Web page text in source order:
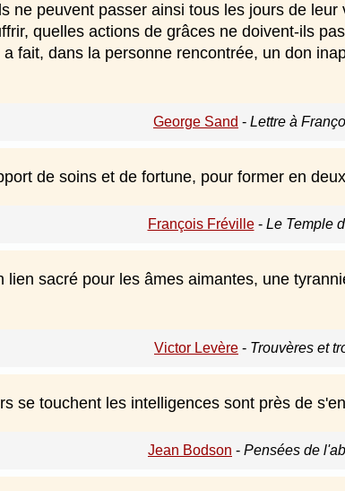
ne peuvent passer ainsi tous les jours de
quelles actions de grâces ne doivent-ils
fait, dans la personne rencontrée, un don
George Sand - Lettre à
de soins et de fortune, pour former en
François Fréville- Le Temple
lien sacré pour les âmes aimantes, une
Victor Levère - Trouvères et
se touchent les intelligences sont près de
Jean Bodson - Pensées de